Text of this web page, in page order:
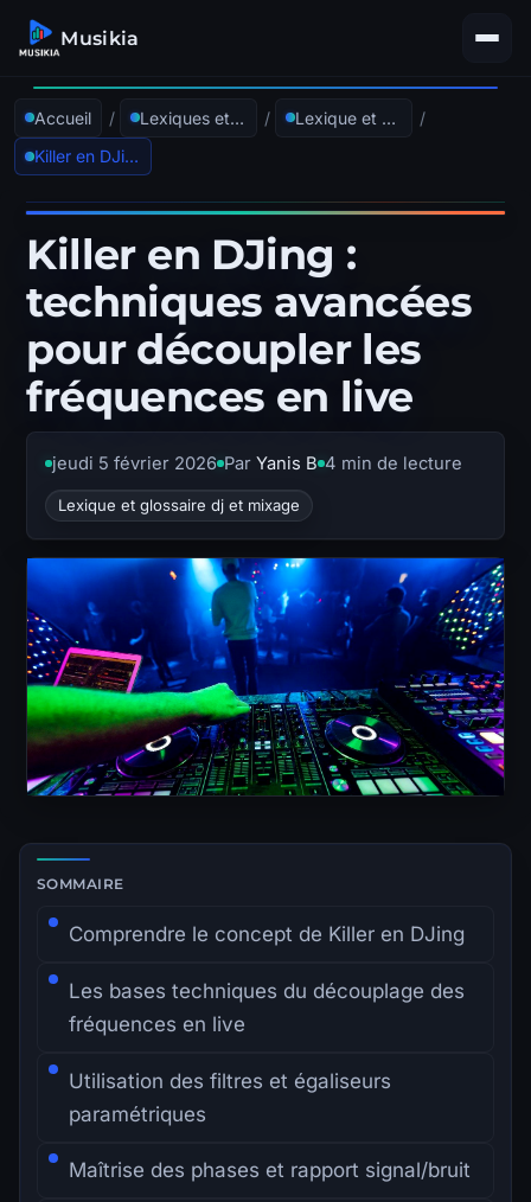
Musikia
Accueil / Lexiques et glossaires / Lexique et glossaire dj et mixage
/
Killer en DJing : techniques avancées pour découpler les fréquences en live
Killer en DJing :
techniques avancées
pour découpler les
fréquences en live
jeudi 5 février 2026 Par Yanis B 4 min de lecture
Lexique et glossaire dj et mixage
Zone de lecture principale avec sommaire latéral.
SOMMAIRE
Comprendre le concept de Killer en DJing
Les bases techniques du découplage des
fréquences en live
Utilisation des filtres et égaliseurs
paramétriques
Maîtrise des phases et rapport signal/bruit